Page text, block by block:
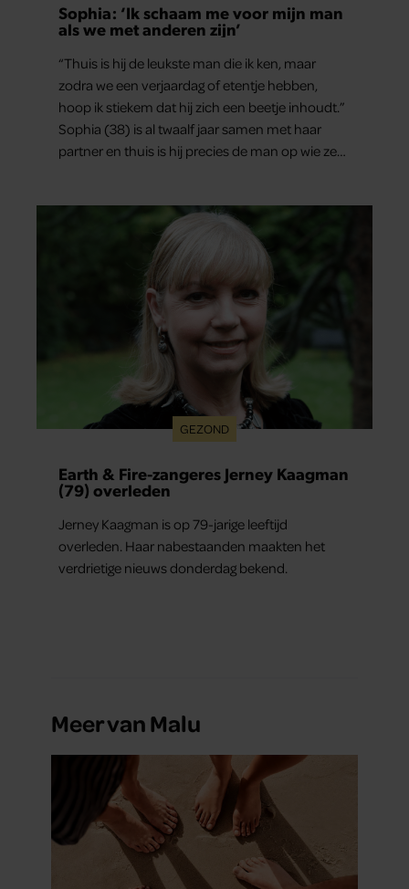
Sophia: ‘Ik schaam me voor mijn man
als we met anderen zijn’
“Thuis is hij de leukste man die ik ken, maar
zodra we een verjaardag of etentje hebben,
hoop ik stiekem dat hij zich een beetje inhoudt.”
Sophia (38) is al twaalf jaar samen met haar
partner en thuis is hij precies de man op wie ze
ze samen onder de mensen zijn.
GEZOND
Earth & Fire-zangeres Jerney Kaagman
(79) overleden
Jerney Kaagman is op 79-jarige leeftijd
overleden. Haar nabestaanden maakten het
verdrietige nieuws donderdag bekend.
Meer van Malu